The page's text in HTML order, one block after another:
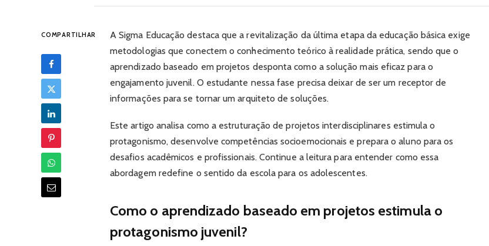
COMPARTILHAR
A Sigma Educação destaca que a revitalização da última etapa da educação básica exige
metodologias que conectem o conhecimento teórico à realidade prática, sendo que o
aprendizado baseado em projetos desponta como a solução mais eficaz para o
engajamento juvenil. O estudante nessa fase precisa deixar de ser um receptor de
informações para se tornar um arquiteto de soluções.
Este artigo analisa como a estruturação de projetos interdisciplinares estimula o
protagonismo, desenvolve competências socioemocionais e prepara o aluno para os
desafios acadêmicos e profissionais. Continue a leitura para entender como essa
abordagem redefine o sentido da escola para os adolescentes.
Como o aprendizado baseado em projetos estimula o
protagonismo juvenil?